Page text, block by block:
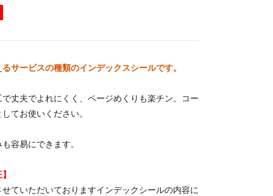
サービスの種類のインデックスシールです。
丈夫でよれにくく、ページめくりも楽チン。コー
てお使いください。
容易にできます。
せていただいておりますインデックシールの内容に